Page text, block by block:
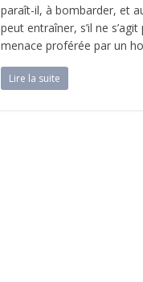
paraît-il, à bombarder, et
peut entraîner, s’il ne
menace proférée par un
Lire la suite